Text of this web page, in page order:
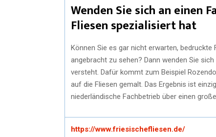
Wenden Sie sich an einen
Fliesen spezialisiert hat
Können Sie es gar nicht erwarten, bedruckte
angebracht zu sehen? Dann wenden Sie
versteht. Dafür kommt zum Beispiel
auf die Fliesen gemalt. Das Ergebnis ist
niederländische Fachbetrieb über einen
https://www.friesischefliesen.de/